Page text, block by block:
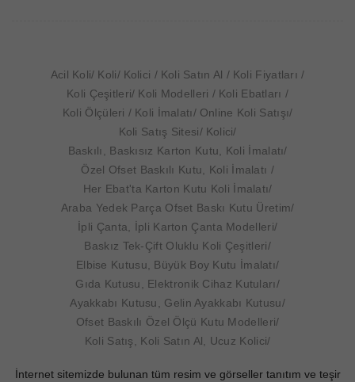
Acil Koli Koli Kolici Koli Satın Al
Koli Fiyatları
Koli Çeşitleri Koli Modelleri
Koli Ebatları
Koli Ölçüleri Koli İmalatı
Online Koli Satışı
Koli Satış Sitesi
Kolici
Baskılı, Baskısız Karton Kutu, Koli İmalatı
Özel Ofset Baskılı Kutu, Koli İmalatı
Her Ebat'ta Karton Kutu Koli İmalatı
Araba Yedek Parça Ofset Baskı Kutu Üretim
İpli Çanta, İpli Karton Çanta Modelleri
Baskız Tek-Çift Oluklu Koli Çeşitleri
Elbise Kutusu, Büyük Boy Kutu İmalatı
Gıda Kutusu, Elektronik Cihaz Kutuları
Ayakkabı Kutusu, Gelin Ayakkabı Kutusu
Ofset Baskılı Özel Ölçü Kutu Modelleri
Koli Satış, Koli Satın Al, Ucuz Kolici
İnternet sitemizde bulunan tüm resim ve görseller tanıtım ve teşir